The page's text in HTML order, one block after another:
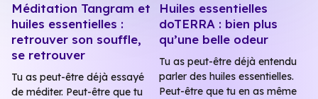
Méditation Tangram et
huiles essentielles :
retrouver son souffle,
se retrouver
Tu as peut-être déjà essayé
de méditer. Peut-être que tu
Huiles essentielles
doTERRA : bien plus
qu’une belle odeur
Tu as peut-être déjà entendu
parler des huiles essentielles.
Peut-être que tu en as même